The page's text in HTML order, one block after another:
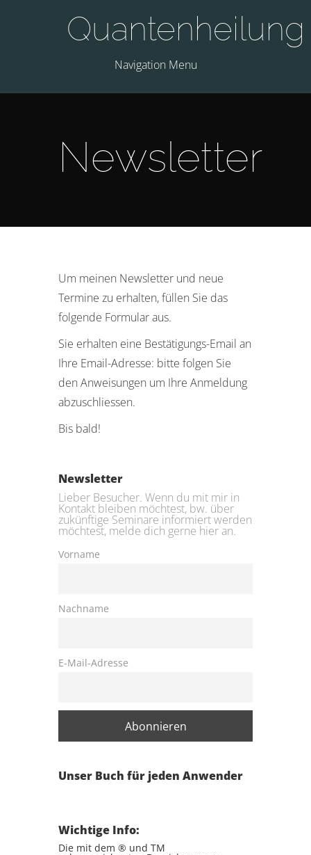
Quantenheilung
Navigation Menu
Newsletter
Um meinen Newsletter und neue
Termine zu erhalten, füllen Sie das
folgende Formular aus.
Sie erhalten eine Bestätigungs-Email an
Ihre Email-Adresse: bitte folgen Sie
den Anweisungen um Ihre Anmeldung
abzuschliessen.
Bis bald!
Newsletter
Lieber Besucher. Wenn du mit mir in
Kontakt bleiben möchtest, bw. über
zukünftige Seminare informiert werden
möchtest, melde dich gerne hier an.
Vorname
Nachname
E-Mail-Adresse
Unser Buch für jeden Anwender
Wichtige Info:
Die mit dem ® und TM